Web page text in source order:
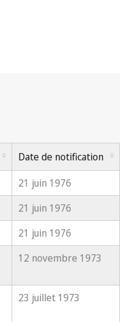
Date de notification
21 juin 1976
21 juin 1976
21 juin 1976
12 novembre 1973
23 juillet 1973